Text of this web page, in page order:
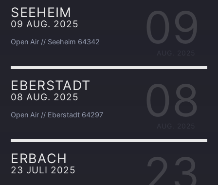
09
SEEHEIM
09 AUG. 2025
Open Air // Seeheim 64342
08
EBERSTADT
08 AUG. 2025
Open Air // Eberstadt 64297
23
ERBACH
23 JULI 2025